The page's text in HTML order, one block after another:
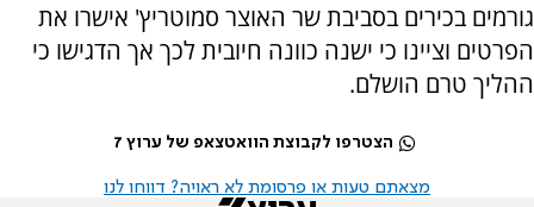
גורמים בכירים בסביבת שר האוצר סמוטריץ' אישרו את
הפרטים וציינו כי ישנה כוונה חיובית לכך אך הדגישו כי
ההליך טרם הושלם.
הצטרפו לקבוצת הוואטצאפ של ערוץ 7
מצאתם טעות או פרסומת לא ראויה? דווחו לנו